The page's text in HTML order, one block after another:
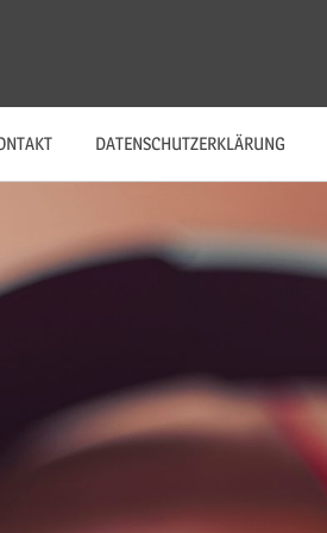
DATENSCHUTZERKLÄRUNG